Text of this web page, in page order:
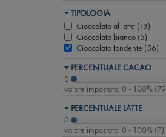
TIPOLOGIA
Cioccolato al latte (13)
Cioccolato bianco (5)
Cioccolato fondente (56)
PERCENTUALE CACAO
0
valore impostato: 0 - 100% (79
PERCENTUALE LATTE
0
valore impostato: 0 - 100% (7)